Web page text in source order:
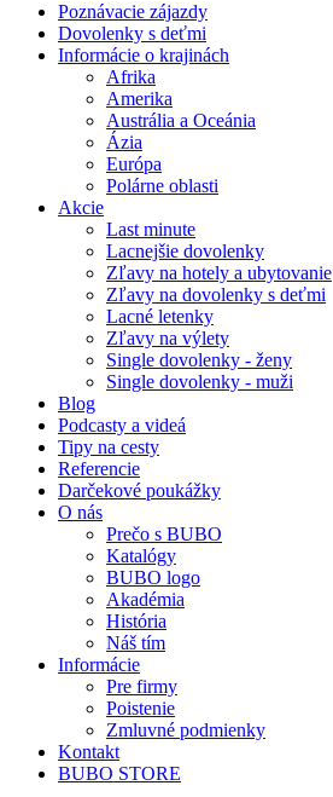
Poznávacie zájazdy
Dovolenky s deťmi
Informácie o krajinách
Afrika
Amerika
Austrália a Oceánia
Ázia
Európa
Polárne oblasti
Akcie
Last minute
Lacnejšie dovolenky
Zľavy na hotely a ubytovanie
Zľavy na dovolenky s deťmi
Lacné letenky
Zľavy na výlety
Single dovolenky - ženy
Single dovolenky - muži
Blog
Podcasty a videá
Tipy na cesty
Referencie
Darčekové poukážky
O nás
Prečo s BUBO
Katalógy
BUBO logo
Akadémia
História
Náš tím
Informácie
Pre firmy
Poistenie
Zmluvné podmienky
Kontakt
BUBO STORE